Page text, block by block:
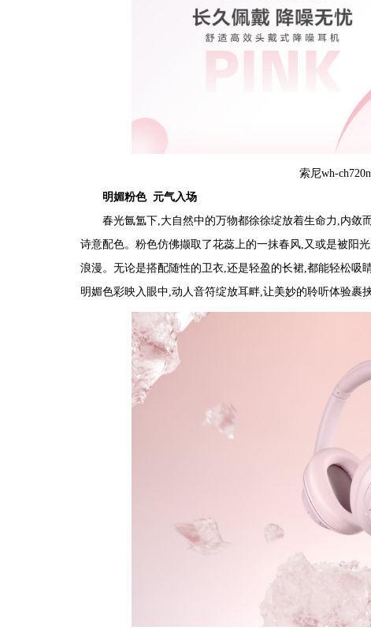
索尼wh-
明媚粉色 元气入场
春光氤氲下,大自然中的万物都徐徐绽放着生命力,内敛
诗意配色。粉色仿佛撷取了花蕊上的一抹春风,又或是被阳
浪漫。无论是搭配随性的卫衣,还是轻盈的长裙,都能轻松吸
明媚色彩映入眼中,动人音符绽放耳畔,让美妙的聆听体验裹